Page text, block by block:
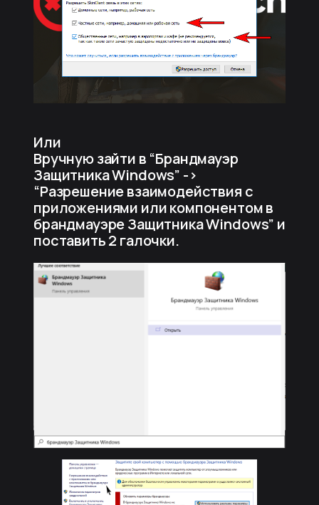
Или
Вручную зайти в “Брандмауэр
Защитника Windows” ->
“Разрешение взаимодействия с
приложениями или компонентом в
брандмауэре Защитника Windows” и
поставить 2 галочки.